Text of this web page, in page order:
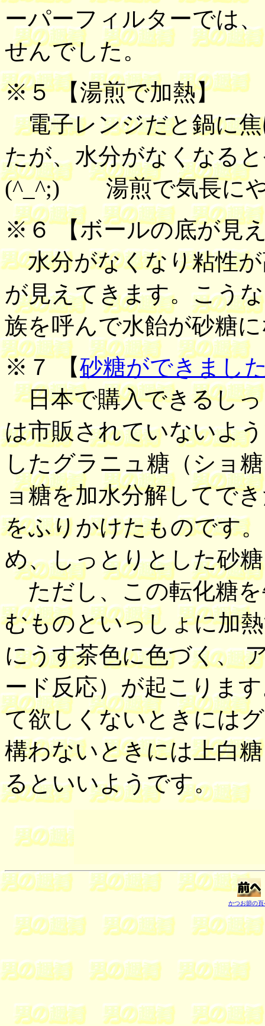
ーパーフィルターでは
せんでした。
※５ 【湯煎で加熱】
電子レンジだと鍋に
たが、水分がなくなる
(^_^;) 湯煎で気長にや
※６ 【ボールの底が見
水分がなくなり粘性が
が見えてきます。こう
族を呼んで水飴が砂糖
※７ 【砂糖ができまし
日本で購入できるしっ
は市販されていないよ
したグラニュ糖（ショ
ョ糖を加水分解してで
をふりかけたものです
め、しっとりとした砂
ただし、この転化糖
むものといっしょに加
にうす茶色に色づく、
ード反応）が起こりま
て欲しくないときには
構わないときには上白
るといいようです。
かつお節の頁